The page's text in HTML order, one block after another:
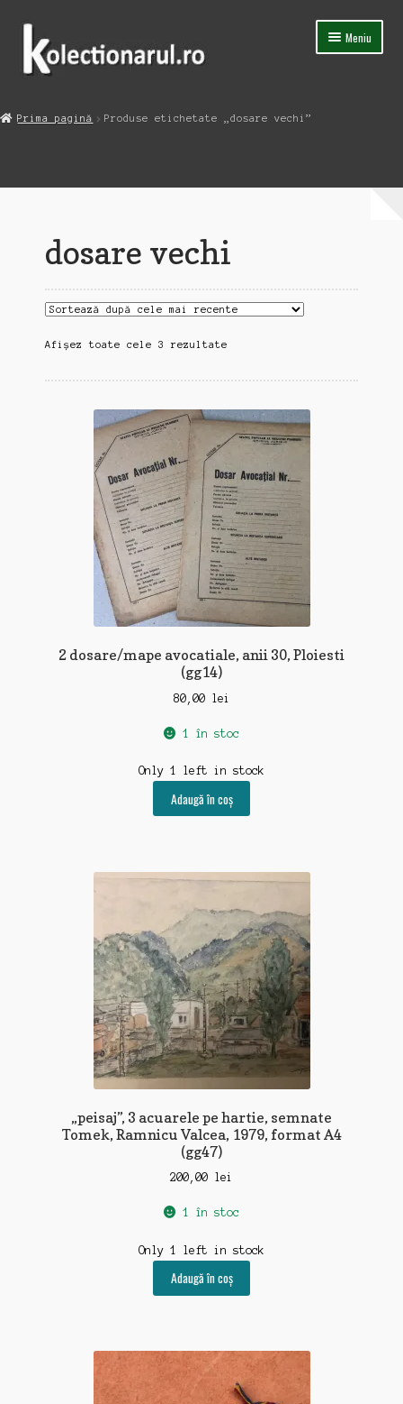
Sari
navigare
Sari
conținut
Meniu
Contact
Prima pagină Produse etichetate „dosare vechi”
dosare vechi
Afișez toate cele 3 rezultateSortat
cele
recente
2 dosare/mape avocatiale, anii 30, Ploiesti
(gg14)
80,00 lei
1 în stoc
Only 1 left in stock
Adaugă în coș
„peisaj”, 3 acuarele pe hartie, semnate
Tomek, Ramnicu Valcea, 1979, format A4
(gg47)
200,00 lei
1 în stoc
Only 1 left in stock
Adaugă în coș